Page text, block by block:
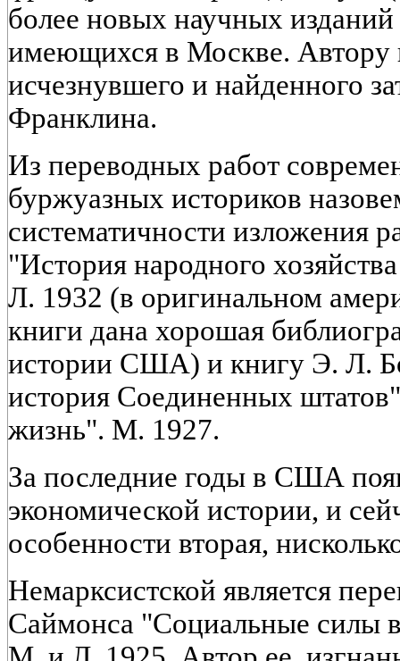
более новых научных
имеющихся в Москве. Автору
исчезнувшего и найденного
Франклина.
Из переводных работ
буржуазных историков
систематичности изложения
"История народного
Л. 1932 (в оригинальном
книги дана хорошая
истории США) и книгу Э. Л.
история Соединенных
жизнь". М. 1927.
За последние годы в США
экономической истории, и
особенности вторая,
Немарксистской является
Саймонса "Социальные силы